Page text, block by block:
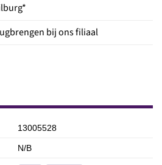
bij ons filiaal
13005528
N/B